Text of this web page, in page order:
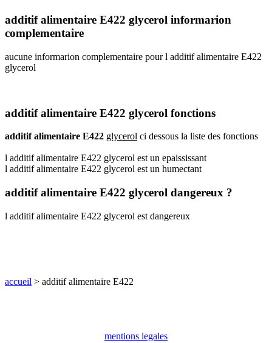
additif alimentaire E422 glycerol informarion
complementaire
aucune informarion complementaire pour l additif alimentaire E422
glycerol
additif alimentaire E422 glycerol fonctions
additif alimentaire E422 glycerol ci dessous la liste des fonctions
l additif alimentaire E422 glycerol est un epaississant
l additif alimentaire E422 glycerol est un humectant
additif alimentaire E422 glycerol dangereux ?
l additif alimentaire E422 glycerol est dangereux
accueil > additif alimentaire E422
mentions legales